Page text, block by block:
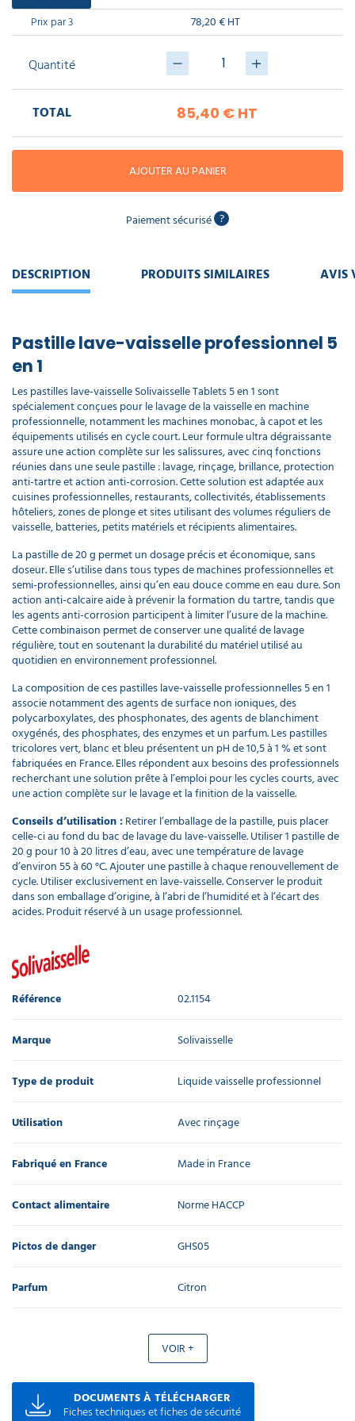
piscine
professionnel
Anti-
nuisibles
Nettoyants
Aspirateur
Numatic
Sac
professionnel
Accessoires
aspirateur
Nettoyeur
vapeur
Doseur
lave
vaisselle
bretelles
Prix par 3 78,20 € HT
Quantité
TOTAL 85,40 € HT
AJOUTER AU PANIER
Paiement sécurisé ?
DESCRIPTION PRODUITS SIMILAIRES AVIS
Pastille lave-vaisselle professionnel 5
en 1
Les pastilles lave-vaisselle Solivaisselle Tablets 5 en 1 sont
spécialement conçues pour le lavage de la vaisselle en machine
professionnelle, notamment les machines monobac, à capot et les
équipements utilisés en cycle court. Leur formule ultra dégraissante
assure une action complète sur les salissures, avec cinq fonctions
réunies dans une seule pastille : lavage, rinçage, brillance, protection
anti-tartre et action anti-corrosion. Cette solution est adaptée aux
cuisines professionnelles, restaurants, collectivités, établissements
hôteliers, zones de plonge et sites utilisant des volumes réguliers de
vaisselle, batteries, petits matériels et récipients alimentaires.
La pastille de 20 g permet un dosage précis et économique, sans
doseur. Elle s’utilise dans tous types de machines professionnelles et
semi-professionnelles, ainsi qu’en eau douce comme en eau dure. Son
action anti-calcaire aide à prévenir la formation du tartre, tandis que
les agents anti-corrosion participent à limiter l’usure de la machine.
Cette combinaison permet de conserver une qualité de lavage
régulière, tout en soutenant la durabilité du matériel utilisé au
quotidien en environnement professionnel.
La composition de ces pastilles lave-vaisselle professionnelles 5 en 1
associe notamment des agents de surface non ioniques, des
polycarboxylates, des phosphonates, des agents de blanchiment
oxygénés, des phosphates, des enzymes et un parfum. Les pastilles
tricolores vert, blanc et bleu présentent un pH de 10,5 à 1 % et sont
fabriquées en France. Elles répondent aux besoins des professionnels
recherchant une solution prête à l’emploi pour les cycles courts, avec
une action complète sur le lavage et la finition de la vaisselle.
Conseils d’utilisation :Retirer l’emballage de la pastille, puis placer
celle-ci au fond du bac de lavage du lave-vaisselle. Utiliser 1 pastille de
20 g pour 10 à 20 litres d’eau, avec une température de lavage
d’environ 55 à 60 °C. Ajouter une pastille à chaque renouvellement de
cycle. Utiliser exclusivement en lave-vaisselle. Conserver le produit
dans son emballage d’origine, à l’abri de l’humidité et à l’écart des
acides. Produit réservé à un usage professionnel.
Référence 02.1154
Marque Solivaisselle
Type de produit Liquide vaisselle professionnel
Utilisation Avec rinçage
Fabriqué en France Made in France
Contact alimentaire Norme HACCP
Pictos de danger GHS05
Parfum Citron
VOIR +
DOCUMENTS À TÉLÉCHARGER
Fiches techniques et fiches de sécurité